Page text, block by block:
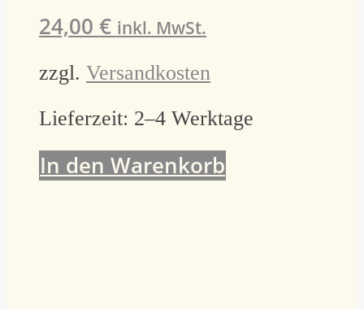
24,00 € inkl. MwSt.
zzgl. Versandkosten
Lieferzeit: 2–4 Werktage
In den Warenkorb